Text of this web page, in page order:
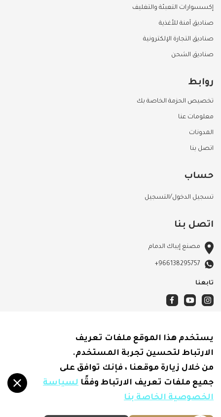
إكسسوارات التعبئة والتغليف
صناديق آمنة للأغذية
صناديق التجارة الإلكترونية
صناديق الشحن
روابط
تخصيص الحزمة الخاصة بك
معلومات عنا
المدونات
اتصل بنا
حساب
تسجيل الدخول/التسجيل
اتصل بنا
مصنع إيباك الدمام
+966138295757
تابعنا
سياسة الشحن
الاسترجاع والاسترداد
سياسة الخصوصية
يستخدم هذا الموقع ملفات تعريف
الارتباط لتحسين تجربة المستخدم.
من خلال زيارة موقعنا ، فإنك توافق على
جميع ملفات تعريف الارتباط وفقًا لسياسة
الخصوصية الخاصة بنا